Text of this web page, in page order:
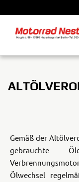
Gemäß der
gebrauchte
Ölwechsel